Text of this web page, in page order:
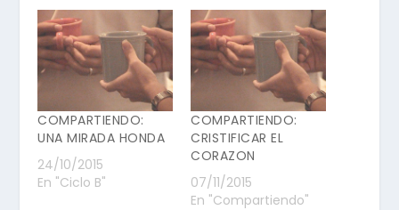
COMPARTIENDO:
UNA MIRADA HONDA
24/10/2015
En "Ciclo B"
COMPARTIENDO:
CRISTIFICAR EL
CORAZON
07/11/2015
En "Compartiendo"